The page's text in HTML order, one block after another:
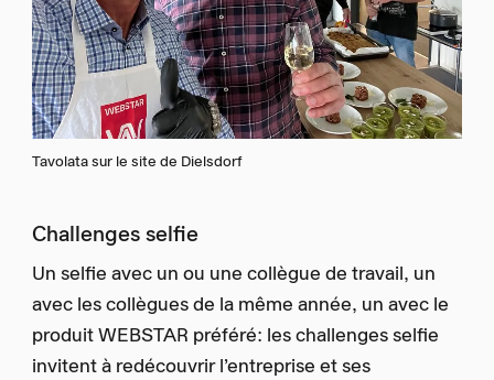
Tavolata sur le site de Dielsdorf
Challenges selfie
Un selfie avec un ou une collègue de travail, un
avec les collègues de la même année, un avec le
produit WEBSTAR préféré: les challenges selfie
invitent à redécouvrir l’entreprise et ses